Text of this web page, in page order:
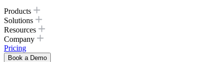
Products
Solutions
Resources
Company
Pricing
Book a Demo